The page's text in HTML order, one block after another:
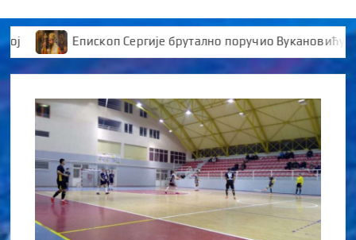
Епископ Сергије брутално поручио Вукановићу “У